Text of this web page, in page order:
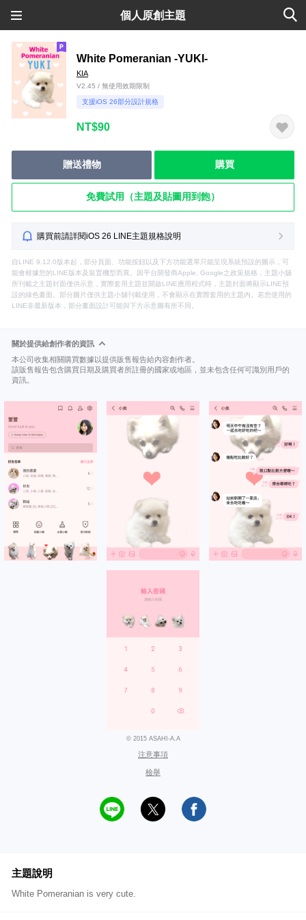
個人原創主題
White Pomeranian -YUKI-
KIA
V2.45 / 無使用效期限制
支援iOS 26部分設計規格
NT$90
贈送禮物 購買
免費試用（主題及貼圖用到飽）
購買前請詳閱iOS 26 LINE主題規格說明
自LINE 9.12.0版本起，部分頁面、功能按鈕以及下方功能選單只能呈現系統預設的圖示，可
能會根據您的LINE版本及裝置機型而異。因平台開發商Apple, Google之政策規格，主題小舖
所刊載之主題封面僅供示意，實際套用主題並開啟LINE應用程式時，主題封面將顯示LINE預
設的綠色畫面。部分圖片僅供主題小舖刊載使用，不會顯示在實際套用的主題內。若您使用的
LINE非最新版本，部分畫面設計可能與下方示意圖有所不同。
關於提供給創作者的資訊
本公司收集相關購買數據以提供販售報告給內容創作者。
該販售報告包含購買日期及購買者所註冊的國家或地區，並未包含任何可識別用戶的
資訊。
© 2015 ASAHI-A.A
注意事項
檢舉
主題說明
White Pomeranian is very cute.